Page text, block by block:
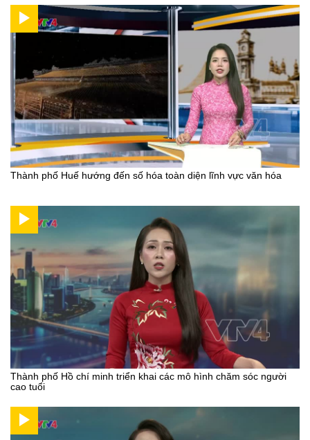
Thành phố Huế hướng đến số hóa toàn diện lĩnh vực văn hóa
Thành phố Hồ chí minh triển khai các mô hình chăm sóc người
cao tuổi